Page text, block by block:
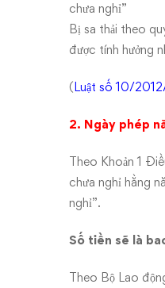
chưa nghỉ”
Bị sa thải theo
được tính hưởng
(Luật số 10/
2. Ngày phép
Theo Khoản 1
chưa nghỉ hằng
nghỉ”.
Số tiền sẽ là
Theo Bộ Lao